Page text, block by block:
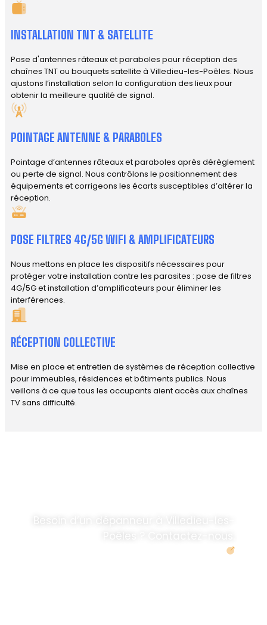
INSTALLATION TNT & SATELLITE
Pose d'antennes râteaux et paraboles pour réception des
chaînes TNT ou bouquets satellite à Villedieu-les-Poêles. Nous
ajustons l’installation selon la configuration des lieux pour
obtenir la meilleure qualité de signal.
POINTAGE ANTENNE & PARABOLES
Pointage d’antennes râteaux et paraboles après dérèglement
ou perte de signal. Nous contrôlons le positionnement des
équipements et corrigeons les écarts susceptibles d’altérer la
réception.
POSE FILTRES 4G/5G WIFI & AMPLIFICATEURS
Nous mettons en place les dispositifs nécessaires pour
protéger votre installation contre les parasites : pose de filtres
4G/5G et installation d’amplificateurs pour éliminer les
interférences.
RÉCEPTION COLLECTIVE
Mise en place et entretien de systèmes de réception collective
pour immeubles, résidences et bâtiments publics. Nous
veillons à ce que tous les occupants aient accès aux chaînes
TV sans difficulté.
Besoin d’un dépanneur à Villedieu-les-